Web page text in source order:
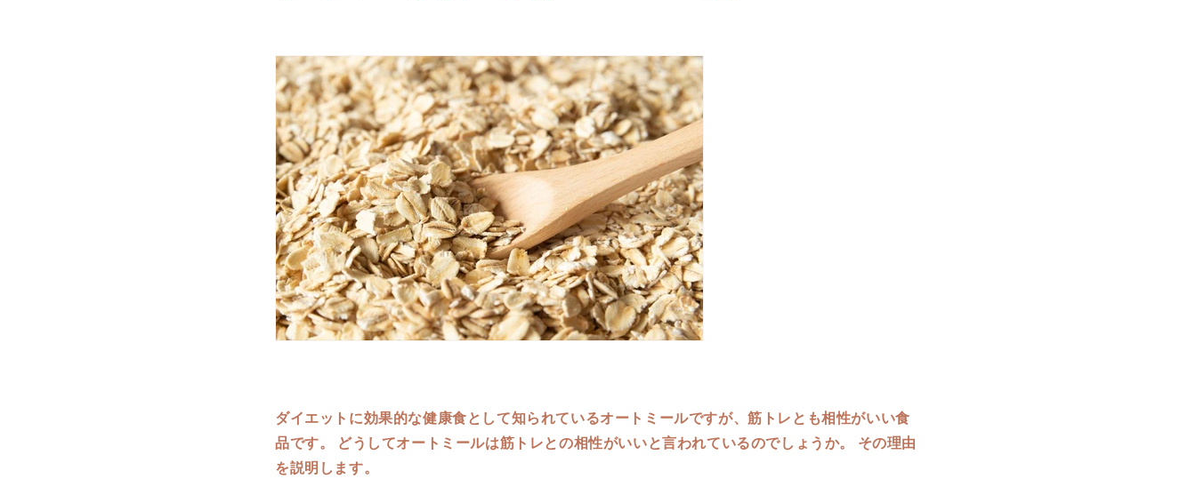
ダイエットに効果的な健康食として知られているオートミールですが、筋トレとも相性がいい食
品です。 どうしてオートミールは筋トレとの相性がいいと言われているのでしょうか。 その理由
を説明します。